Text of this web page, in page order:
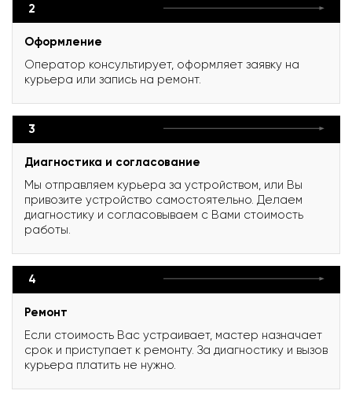
2
Оформление
Оператор консультирует, оформляет заявку на
курьера или запись на ремонт.
3
Диагностика и согласование
Мы отправляем курьера за устройством, или Вы
привозите устройство самостоятельно. Делаем
диагностику и согласовываем с Вами стоимость
работы.
4
Ремонт
Если стоимость Вас устраивает, мастер назначает
срок и приступает к ремонту. За диагностику и вызов
курьера платить не нужно.